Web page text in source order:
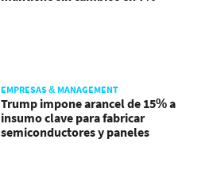
EMPRESAS & MANAGEMENT
Trump impone arancel de 15% a
insumo clave para fabricar
semiconductores y paneles